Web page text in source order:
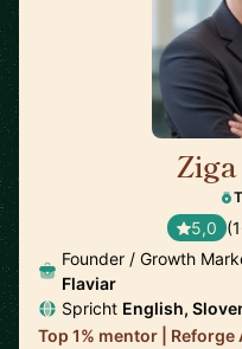
5,0
Founder / Growth
Flaviar
Spricht English,
Top 1% mentor |